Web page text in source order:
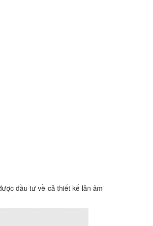
đầu tư về cả thiết kế lẫn âm